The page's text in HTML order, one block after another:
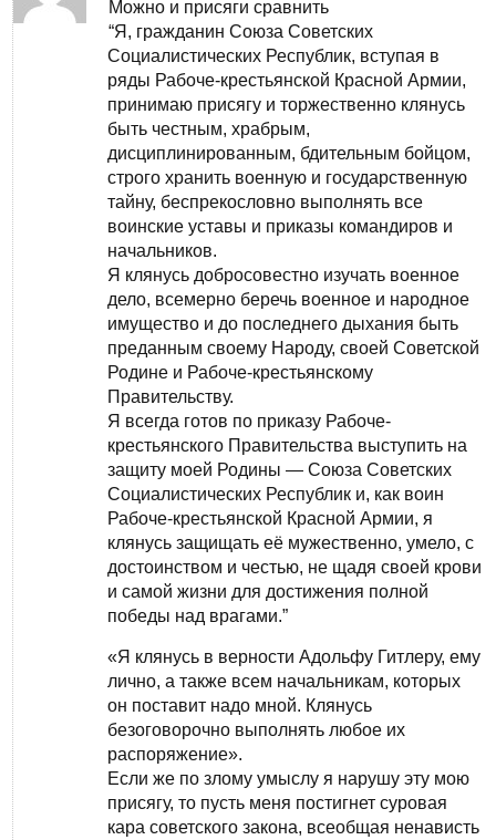
Можно и присяги сравнить
“Я, гражданин Союза Советских
Социалистических Республик, вступая в
ряды Рабоче-крестьянской Красной Армии,
принимаю присягу и торжественно клянусь
быть честным, храбрым,
дисциплинированным, бдительным бойцом,
строго хранить военную и государственную
тайну, беспрекословно выполнять все
воинские уставы и приказы командиров и
начальников.
Я клянусь добросовестно изучать военное
дело, всемерно беречь военное и народное
имущество и до последнего дыхания быть
преданным своему Народу, своей Советской
Родине и Рабоче-крестьянскому
Правительству.
Я всегда готов по приказу Рабоче-
крестьянского Правительства выступить на
защиту моей Родины — Союза Советских
Социалистических Республик и, как воин
Рабоче-крестьянской Красной Армии, я
клянусь защищать её мужественно, умело, с
достоинством и честью, не щадя своей крови
и самой жизни для достижения полной
победы над врагами.”
«Я клянусь в верности Адольфу Гитлеру, ему
лично, а также всем начальникам, которых
он поставит надо мной. Клянусь
безоговорочно выполнять любое их
распоряжение».
Если же по злому умыслу я нарушу эту мою
присягу, то пусть меня постигнет суровая
кара советского закона, всеобщая ненависть